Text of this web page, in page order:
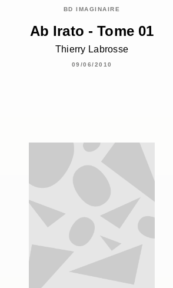
BD IMAGINAIRE
Ab Irato - Tome 01
Thierry Labrosse
09/06/2010